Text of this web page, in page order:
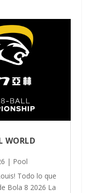
WORLD
| Pool
Todo lo que
Bola 8 2026 La